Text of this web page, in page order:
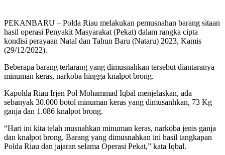
PEKANBARU – Polda Riau melakukan pemusnahan barang sitaan
hasil operasi Penyakit Masyarakat (Pekat) dalam rangka cipta
kondisi perayaan Natal dan Tahun Baru (Nataru) 2023, Kamis
(29/12/2022).
Beberapa barang terlarang yang dimusnahkan tersebut diantaranya
minuman keras, narkoba hingga knalpot brong.
Kapolda Riau Irjen Pol Mohammad Iqbal menjelaskan, ada
sebanyak 30.000 botol minuman keras yang dimusanhkan, 73 Kg
ganja dan 1.086 knalpot brong.
“Hari ini kita telah musnahkan minuman keras, narkoba jenis ganja
dan knalpot brong. Barang yang dimusnahkan ini hasil tangkapan
Polda Riau dan jajaran selama Operasi Pekat,” kata Iqbal.